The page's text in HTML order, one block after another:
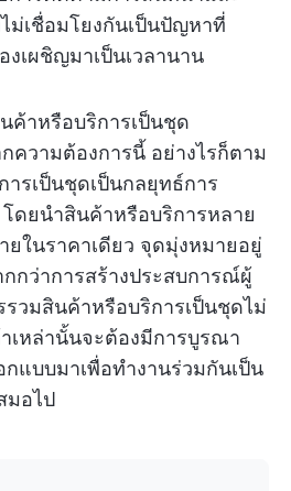
ม่เชื่อมโยงกันเป็นปัญหาที่
งเผชิญมาเป็นเวลานาน
ค้าหรือบริการเป็นชุด
ความต้องการนี้ อย่างไรก็ตาม
รเป็นชุดเป็นกลยุทธ์การ
ดยนำสินค้าหรือบริการหลาย
ยในราคาเดียว จุดมุ่งหมายอยู่
กว่าการสร้างประสบการณ์ผู้
รวมสินค้าหรือบริการเป็นชุดไม่
เหล่านั้นจะต้องมีการบูรณา
แบบมาเพื่อทำงานร่วมกันเป็น
มอไป